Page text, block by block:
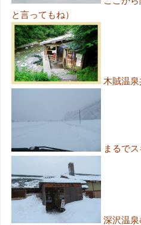
と言ってもね）
木賊温泉
まるで
深沢温